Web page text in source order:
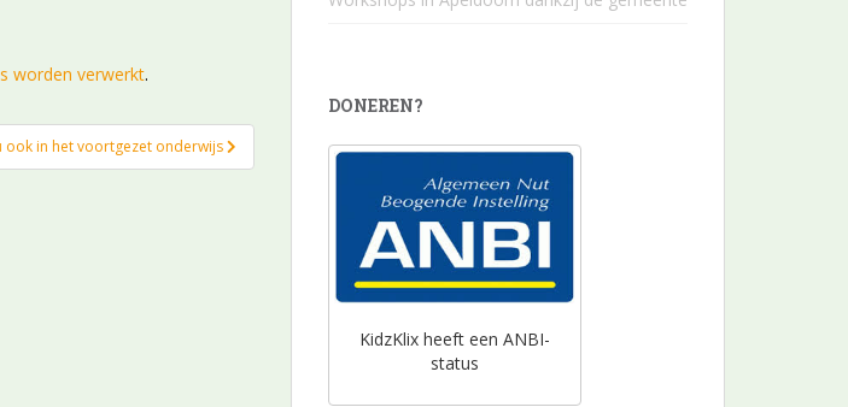
worden verwerkt.
ook in het voortgezet onderwijs
DONEREN?
KidzKlix heeft een ANBI-
status